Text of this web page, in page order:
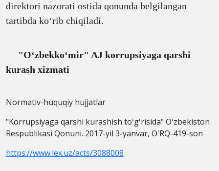
direktori nazorati ostida qonunda belgilangan
tartibda koʻrib chiqiladi.
"Oʻzbekkoʻmir" AJ korrupsiyaga qarshi
kurash xizmati
Normativ-huquqiy hujjatlar
"Korrupsiyaga qarshi kurashish toʻgʻrisida" Oʻzbekiston
Respublikasi Qonuni. 2017-yil 3-yanvar, OʻRQ-419-son
https://www.lex.uz/acts/3088008